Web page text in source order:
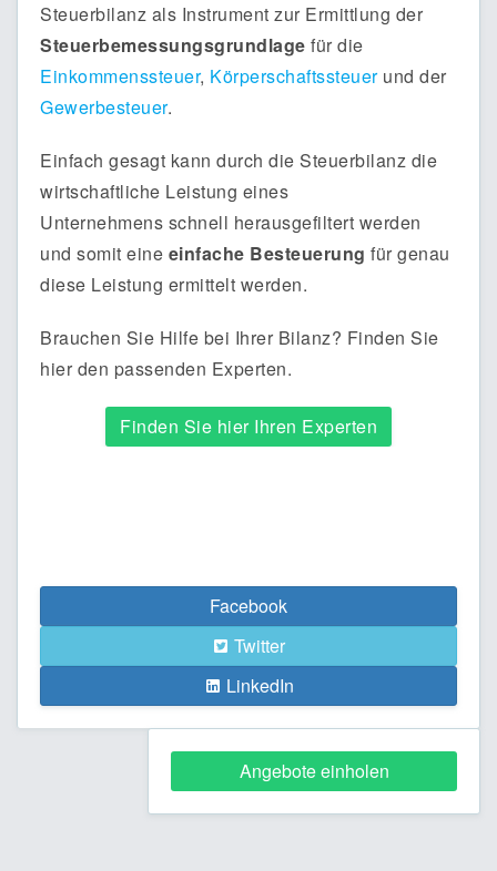
Steuerbilanz als Instrument zur Ermittlung der
Steuerbemessungsgrundlage für die
Einkommenssteuer, Körperschaftssteuerund der
Gewerbesteuer.
Einfach gesagt kann durch die Steuerbilanz die
wirtschaftliche Leistung eines
Unternehmens schnell herausgefiltert werden
und somit eine einfache Besteuerung für genau
diese Leistung ermittelt werden.
Brauchen Sie Hilfe bei Ihrer Bilanz? Finden Sie
hier den passenden Experten.
Finden Sie hier Ihren Experten
Facebook
Twitter
LinkedIn
Angebote einholen